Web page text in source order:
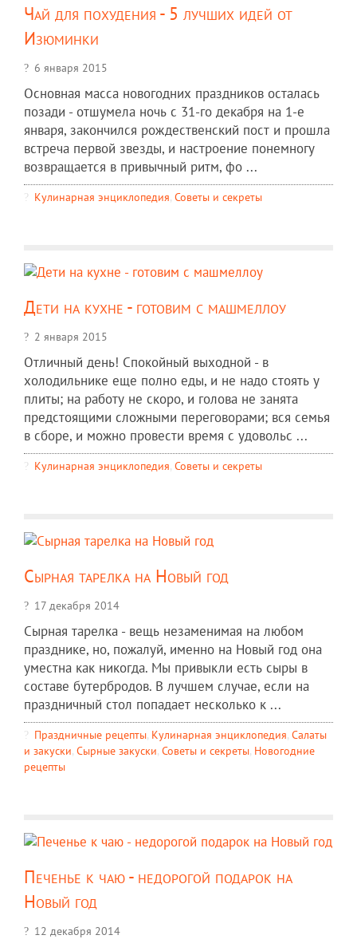
Чай для похудения - 5 лучших идей от
Изюминки
6 января 2015
Основная масса новогодних праздников осталась
позади - отшумела ночь с 31-го декабря на 1-е
января, закончился рождественский пост и прошла
встреча первой звезды, и настроение понемногу
возвращается в привычный ритм, фо ...
Кулинарная энциклопедия, Советы и секреты
Дети на кухне - готовим с машмеллоу
2 января 2015
Отличный день! Спокойный выходной - в
холодильнике еще полно еды, и не надо стоять у
плиты; на работу не скоро, и голова не занята
предстоящими сложными переговорами; вся семья
в сборе, и можно провести время с удовольс ...
Кулинарная энциклопедия, Советы и секреты
Сырная тарелка на Новый год
17 декабря 2014
Сырная тарелка - вещь незаменимая на любом
празднике, но, пожалуй, именно на Новый год она
уместна как никогда. Мы привыкли есть сыры в
составе бутербродов. В лучшем случае, если на
праздничный стол попадает несколько к ...
Праздничные рецепты, Кулинарная энциклопедия, Салаты
и закуски, Сырные закуски, Советы и секреты, Новогодние
рецепты
Печенье к чаю - недорогой подарок на
Новый год
12 декабря 2014